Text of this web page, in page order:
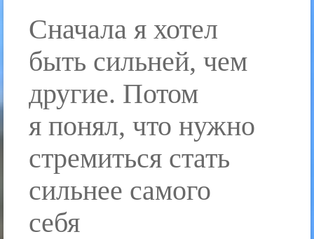
Сначала я хотел
быть сильней, чем
другие. Потом
я понял, что нужно
стремиться стать
сильнее самого
себя